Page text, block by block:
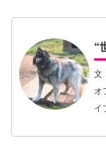
“
文
オ
イ